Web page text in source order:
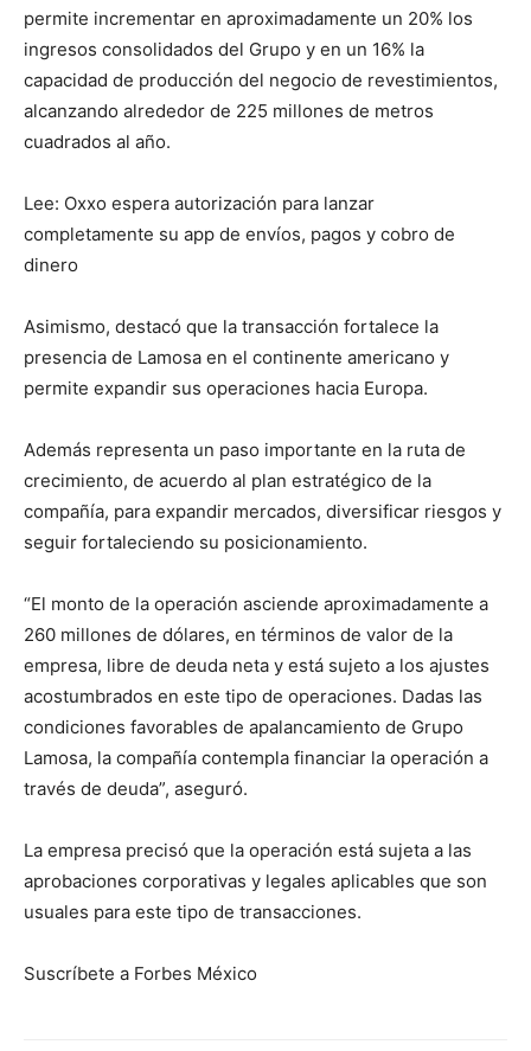
permite incrementar en aproximadamente un 20% los
ingresos consolidados del Grupo y en un 16% la
capacidad de producción del negocio de revestimientos,
alcanzando alrededor de 225 millones de metros
cuadrados al año.
Lee: Oxxo espera autorización para lanzar
completamente su app de envíos, pagos y cobro de
dinero
Asimismo, destacó que la transacción fortalece la
presencia de Lamosa en el continente americano y
permite expandir sus operaciones hacia Europa.
Además representa un paso importante en la ruta de
crecimiento, de acuerdo al plan estratégico de la
compañía, para expandir mercados, diversificar riesgos y
seguir fortaleciendo su posicionamiento.
“El monto de la operación asciende aproximadamente a
260 millones de dólares, en términos de valor de la
empresa, libre de deuda neta y está sujeto a los ajustes
acostumbrados en este tipo de operaciones. Dadas las
condiciones favorables de apalancamiento de Grupo
Lamosa, la compañía contempla financiar la operación a
través de deuda”, aseguró.
La empresa precisó que la operación está sujeta a las
aprobaciones corporativas y legales aplicables que son
usuales para este tipo de transacciones.
Suscríbete a Forbes México